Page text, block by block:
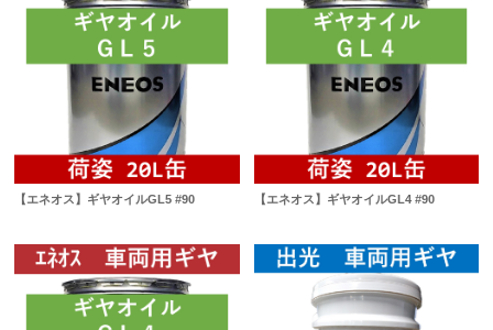
【エネオス】ギヤオイルGL5 #90 【エネオス】ギヤオイルGL4 #90